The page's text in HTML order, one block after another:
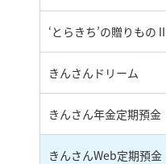
‘とらきち’の贈りものⅡ
きんさんドリーム
きんさん年金定期預金
きんさんWeb定期預金